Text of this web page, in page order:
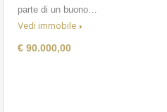
parte di un buono…
Vedi immobile
€ 90.000,00